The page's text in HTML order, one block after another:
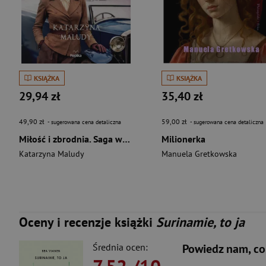
KSIĄŻKA
29,94 zł
49,90 zł - sugerowana cena detaliczna
Miłość i zbrodnia. Saga warszawska. Tom 8
Katarzyna Maludy
KSIĄŻKA
35,40 zł
59,00 zł - sugerowana cena detaliczna
Milionerka
Manuela Gretkowska
Oceny i recenzje książki Surinamie, to ja
Średnia ocen: Powiedz nam,